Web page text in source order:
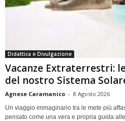
Didattica e Divulgazione
Vacanze Extraterrestri:
del nostro Sistema
Agnese Caramanico - 8 Agosto 2026
Un viaggio immaginario tra le mete più
pensato come una vera e propria guida